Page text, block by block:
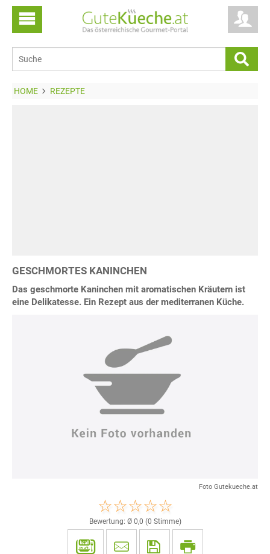
HOME REZEPTE
GESCHMORTES KANINCHEN
Das geschmorte Kaninchen mit aromatischen Kräutern ist
eine Delikatesse. Ein Rezept aus der mediterranen Küche.
Foto Gutekueche.at
Bewertung: Ø 0,0 (0 Stimme)